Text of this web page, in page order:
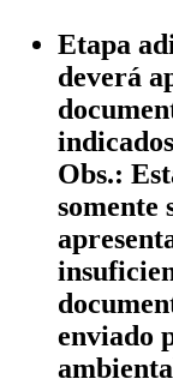
Etapa
deverá
Obs.:
somente
enviado